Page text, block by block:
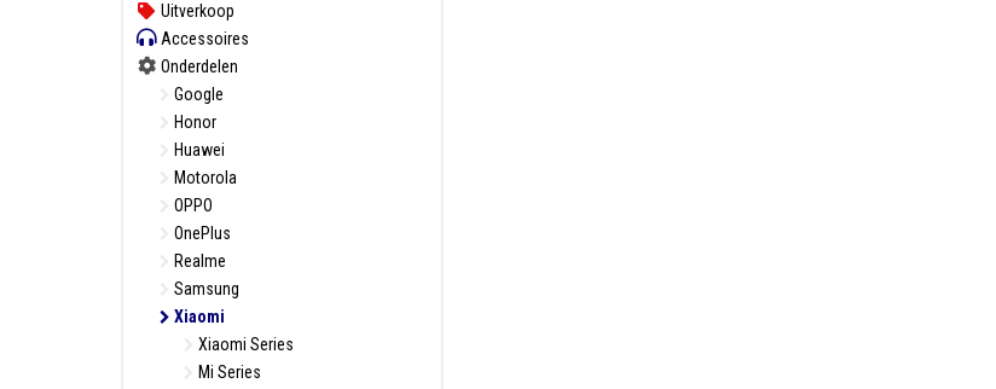
Uitverkoop
Accessoires
Onderdelen
Google
Honor
Huawei
Motorola
OPPO
OnePlus
Realme
Samsung
Xiaomi
Xiaomi Series
Mi Series